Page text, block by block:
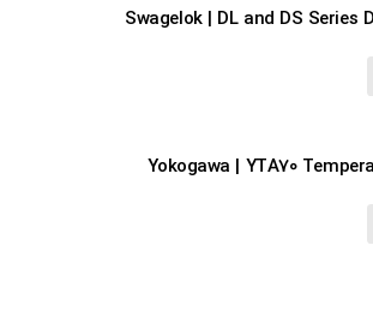
Swagelok | DL and DS Series
Yokogawa | YTA70